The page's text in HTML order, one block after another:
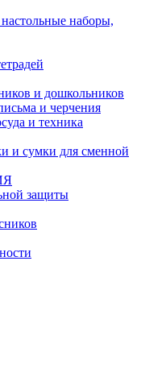
наборы,
и дошкольников
и черчения
и техника
и сумки для сменной
защиты